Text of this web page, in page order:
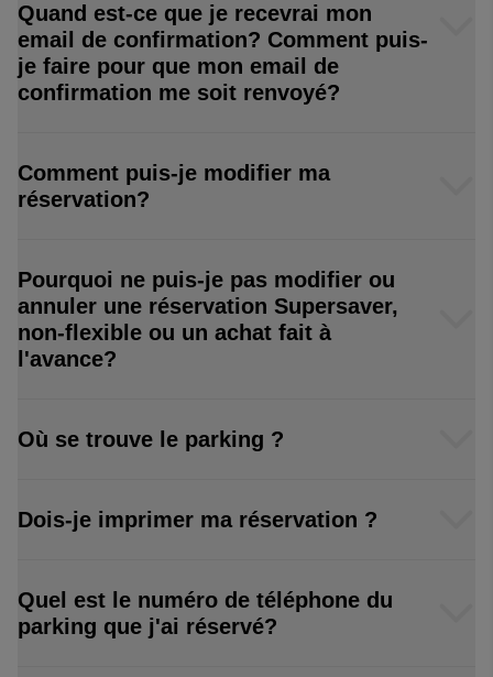
Quand est-ce que je recevrai mon
email de confirmation? Comment puis-
je faire pour que mon email de
confirmation me soit renvoyé?
Comment puis-je modifier ma
réservation?
Pourquoi ne puis-je pas modifier ou
annuler une réservation Supersaver,
non-flexible ou un achat fait à
l'avance?
Où se trouve le parking ?
Dois-je imprimer ma réservation ?
Quel est le numéro de téléphone du
parking que j'ai réservé?